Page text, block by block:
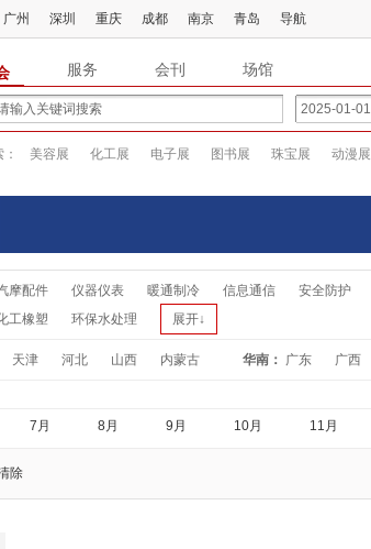
广州 深圳 重庆 成都 南京 青岛 导航
服务 会刊 场馆
美容展 化工展 电子展 图书展 珠宝展 动漫展
摩配件 仪器仪表 暖通制冷 信息通信
安全防护
工橡塑 环保水处理 展开↓
天津 河北 山西 内蒙古 华南： 广东 广西
7月 8月 9月 10月 11月
除